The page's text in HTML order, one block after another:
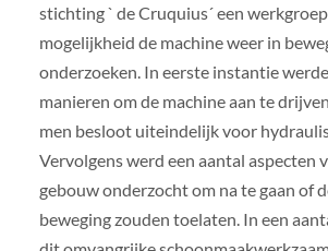
stichting ` de Cruquius´ een
mogelijkheid de machine weer in
onderzoeken. In eerste instantie
manieren om de machine aan te
men besloot uiteindelijk voor
Vervolgens werd een aantal aspecten
gebouw onderzocht om na te gaan of
beweging zouden toelaten. In een